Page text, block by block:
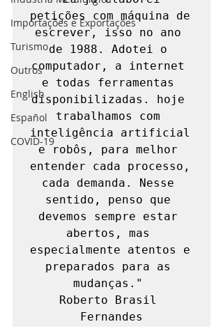
Importações e Exportações
Turismo
Outros
English
Español
COVID-19
petições com máquina de
escrever, isso no ano
de 1988. Adotei o
computador, a internet
e todas ferramentas
disponibilizadas. hoje
trabalhamos com
inteligência artificial
e robôs, para melhor
entender cada processo,
cada demanda. Nesse
sentido, penso que
devemos sempre estar
abertos, mas
especialmente atentos e
preparados para as
mudanças."
Roberto Brasil
Fernandes